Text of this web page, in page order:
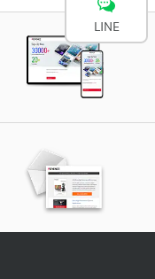
LINE